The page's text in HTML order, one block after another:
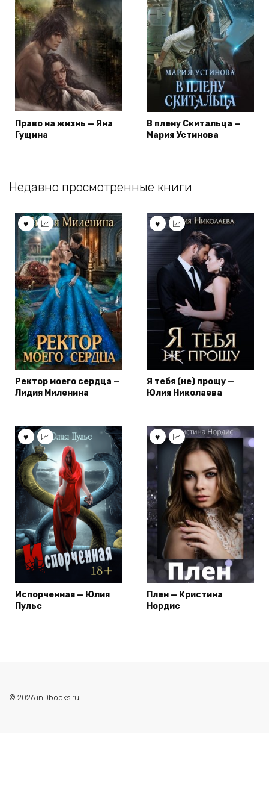
Право на жизнь — Яна
Гущина
В плену Скитальца —
Мария Устинова
Недавно просмотренные книги
Ректор моего сердца —
Лидия Миленина
Я тебя (не) прощу —
Юлия Николаева
Испорченная — Юлия
Пульс
Плен — Кристина
Нордис
© 2026 inDbooks.ru